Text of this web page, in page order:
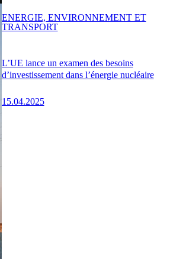
L’UE lance un examen des besoins
d’investissement dans l’énergie nucléaire
15.04.2025
ENERGIE, ENVIRONNEMENT ET
TRANSPORT